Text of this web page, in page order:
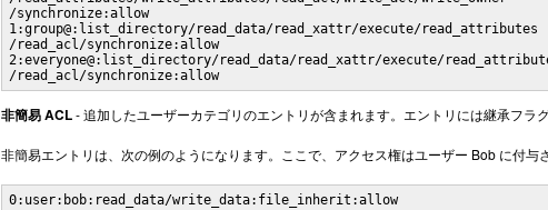
/synchronize:allow
1:group@:list_directory/read_data/read_xattr/execute/read_attributes
/read_acl/synchronize:allow
2:everyone@:list_directory/read_data/read_xattr/execute/
/read_acl/synchronize:allow
非簡易 ACL- 追加したユーザーカテゴリのエントリが含まれます。エントリには継承フラ
非簡易エントリは、次の例のようになります。ここで、アクセス権はユーザー Bob に付与